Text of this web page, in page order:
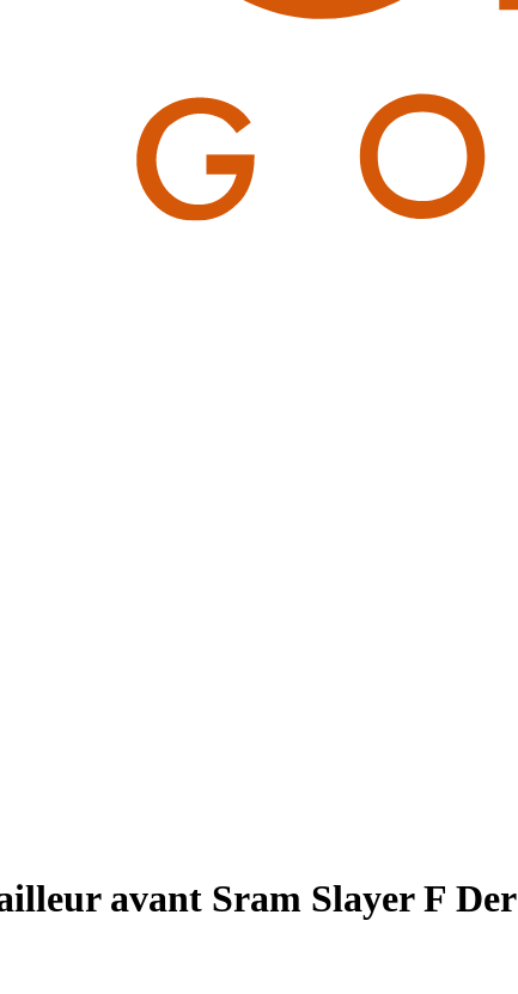
avant Sram Slayer F Der